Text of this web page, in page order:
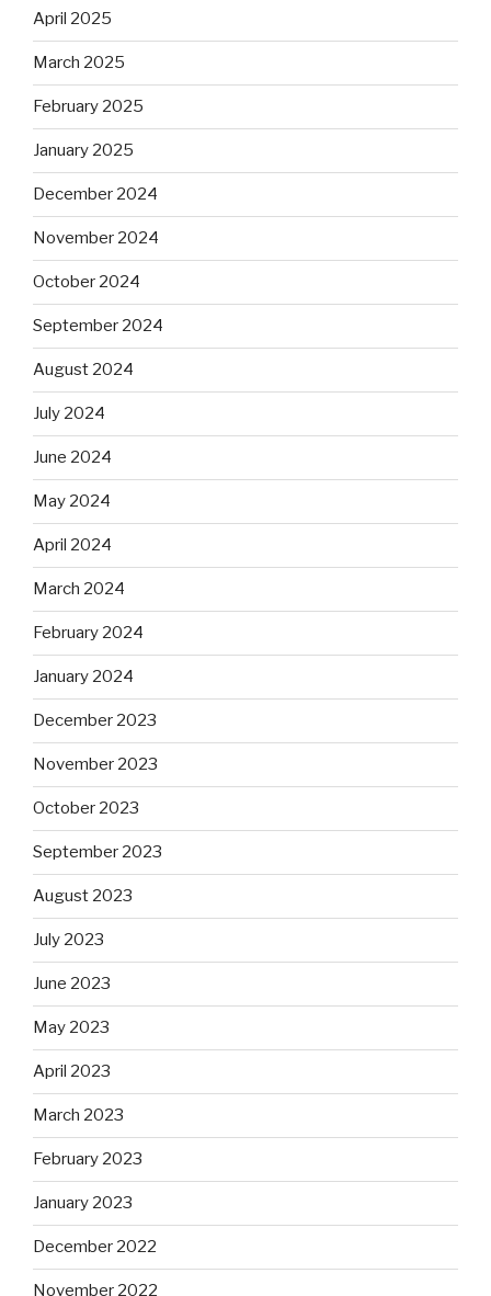
April 2025
March 2025
February 2025
January 2025
December 2024
November 2024
October 2024
September 2024
August 2024
July 2024
June 2024
May 2024
April 2024
March 2024
February 2024
January 2024
December 2023
November 2023
October 2023
September 2023
August 2023
July 2023
June 2023
May 2023
April 2023
March 2023
February 2023
January 2023
December 2022
November 2022